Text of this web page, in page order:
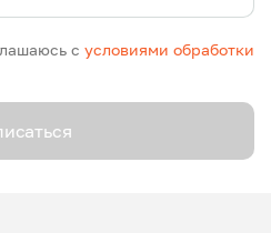
с условиями обработки